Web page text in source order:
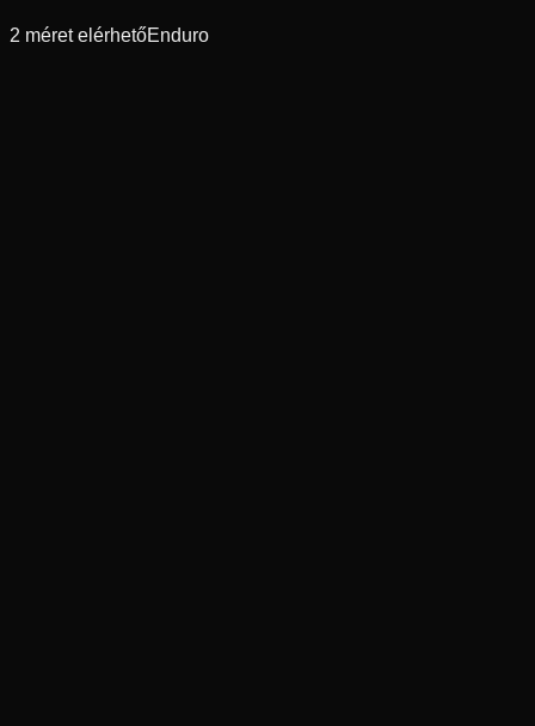
2 méret elérhetőEnduro